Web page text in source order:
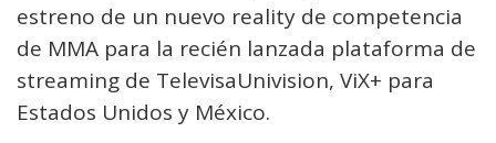
estreno de un nuevo reality de competencia
de MMA para la recién lanzada plataforma de
streaming de TelevisaUnivision, ViX+ para
Estados Unidos y México.